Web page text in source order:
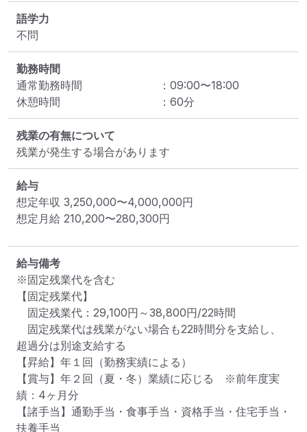
語学力
不問
勤務時間
通常勤務時間
： 09:00〜18:00
休憩時間
： 60分
残業の有無について
残業が発生する場合があります
給与
想定年収 3,250,000〜4,000,000円
想定月給 210,200〜280,300円
給与備考
※固定残業代を含む
【固定残業代】
固定残業代：29,100円～38,800円/22時間
固定残業代は残業がない場合も22時間分を支給し、
超過分は別途支給する
【昇給】年１回（勤務実績による）
【賞与】年２回（夏・冬）業績に応じる　※前年度実
績：4ヶ月分
【諸手当】通勤手当・食事手当・資格手当・住宅手当・
扶養手当